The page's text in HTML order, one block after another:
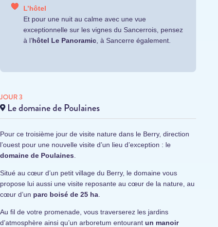
L’hôtel
Et pour une nuit au calme avec une vue
exceptionnelle sur les vignes du Sancerrois, pensez
à l’hôtel Le Panoramic , à Sancerre également.
JOUR 3
Le domaine de Poulaines
Pour ce troisième jour de visite nature dans le Berry, direction
l’ouest pour une nouvelle visite d’un lieu d’exception : le
domaine de Poulaines
Situé au cœur d’un petit village du Berry, le domaine vous
propose lui aussi une visite reposante au cœur de la nature, au
cœur d’un parc boisé de 25 ha
Au fil de votre promenade, vous traverserez les jardins
d’atmosphère ainsi qu’un arboretum entourant un manoir